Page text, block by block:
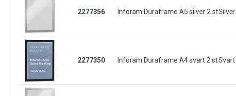
2277356 Inforam Duraframe A5 silver 2 st/fpSilver
2277350 Inforam Duraframe A4 svart 2 st/fpSvart